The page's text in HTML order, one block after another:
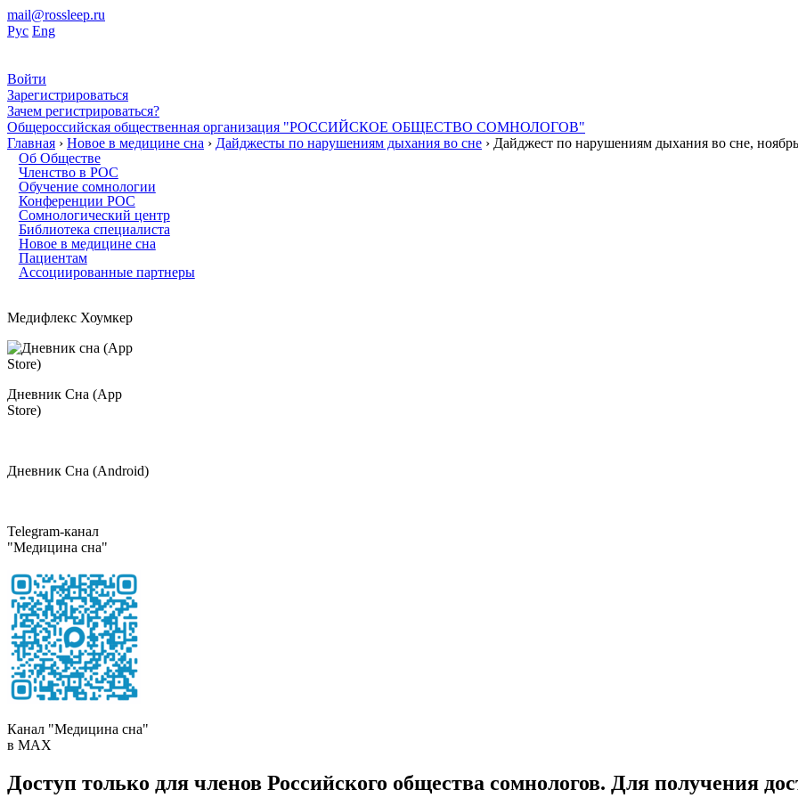
mail@rossleep.ru
Рус Eng
Войти
Зарегистрироваться
Зачем регистрироваться?
Общероссийская общественная организация "РОССИЙСКОЕ ОБЩЕСТВО СОМНОЛОГОВ"
Главная › Новое в медицине сна › Дайджесты по нарушениям дыхания во сне › Дайджест по нарушениям дыхания во сне,
Об Обществе
Членство в РОС
Обучение сомнологии
Конференции РОС
Сомнологический центр
Библиотека специалиста
Новое в медицине сна
Пациентам
Ассоциированные партнеры
Медифлекс Хоумкер
Дневник Сна (App
Store)
Дневник Сна (Android)
Telegram-канал
"Медицина сна"
Канал "Медицина сна"
в МAX
Доступ только для членов Российского общества сомнологов. Для получения